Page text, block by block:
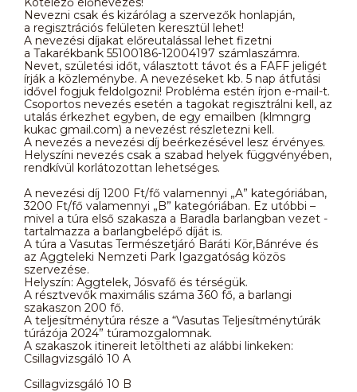
Nevezni csak és kizárólag a szervezők honlapján,
a regisztrációs felületen keresztül lehet!
A nevezési díjakat előreutalással lehet fizetni
a Takarékbank 55100186-12004197 számlaszámra.
Nevet, születési időt, választott távot és a FAFF jeligét
írják a közleménybe. A nevezéseket kb. 5 nap átfutási
idővel fogjuk feldolgozni! Probléma estén írjon e-mail-t.
Csoportos nevezés esetén a tagokat regisztrálni kell, az
utalás érkezhet egyben, de egy emailben (klmngrg
kukac gmail.com) a nevezést részletezni kell.
A nevezés a nevezési díj beérkezésével lesz érvényes.
Helyszíni nevezés csak a szabad helyek függvényében,
rendkívül korlátozottan lehetséges.
A nevezési díj 1200 Ft/fő valamennyi „A” kategóriában,
3200 Ft/fő valamennyi „B” kategóriában. Ez utóbbi –
mivel a túra első szakasza a Baradla barlangban vezet -
tartalmazza a barlangbelépő díját is.
A túra a Vasutas Természetjáró Baráti Kör,Bánréve és
az Aggteleki Nemzeti Park Igazgatóság közös
szervezése.
Helyszín: Aggtelek, Jósvafő és térségük.
A résztvevők maximális száma 360 fő, a barlangi
szakaszon 200 fő.
A teljesítménytúra része a “Vasutas Teljesítménytúrák
túrázója 2024” túramozgalomnak.
A szakaszok itinereit letöltheti az alábbi linkeken:
Csillagvizsgáló 10 A
Csillagvizsgáló 10 B